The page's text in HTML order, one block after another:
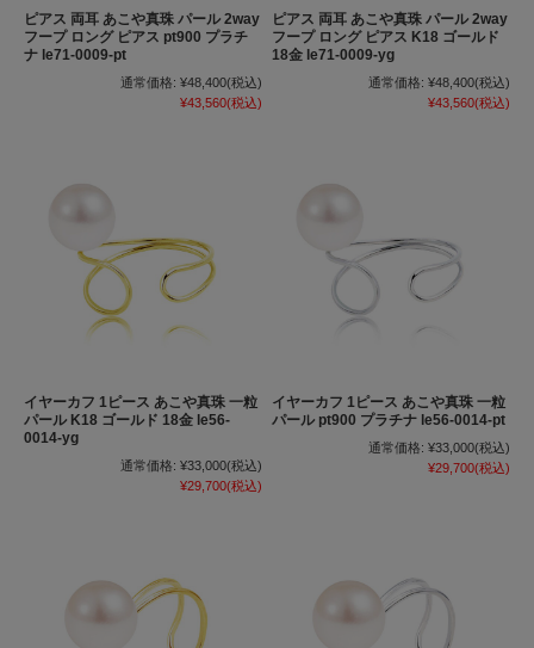
ピアス 両耳 あこや真珠 パール 2way
フープ ロング ピアス pt900 プラチ
ナ le71-0009-pt
通常価格: ¥48,400(税込)
¥43,560(税込)
ピアス 両耳 あこや真珠 パール 2way
フープ ロング ピアス K18 ゴールド
18金 le71-0009-yg
通常価格: ¥48,400(税込)
¥43,560(税込)
イヤーカフ 1ピース あこや真珠 一粒
パール K18 ゴールド 18金 le56-
0014-yg
通常価格: ¥33,000(税込)
¥29,700(税込)
イヤーカフ 1ピース あこや真珠 一粒
パール pt900 プラチナ le56-0014-pt
通常価格: ¥33,000(税込)
¥29,700(税込)